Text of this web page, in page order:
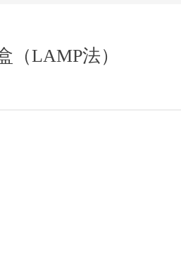
（LAMP法）